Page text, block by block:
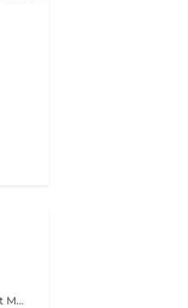
Dissolvant pour nettoyer completement les ongles, Coupez et Modelez les ongles avec une lime, Mouillez les mains quelques minutes pour ramollir les cuticules, Pousses les Cuticules avec batone pour repousser doucement vers l'arrière et coupez les excès, Hydratez les Mains avec crème et les cuticules pour maintenir la peau douce, Appliquez une base transparent pour protéger les ongles. Attendez suffisamment de tempos pour sèche.